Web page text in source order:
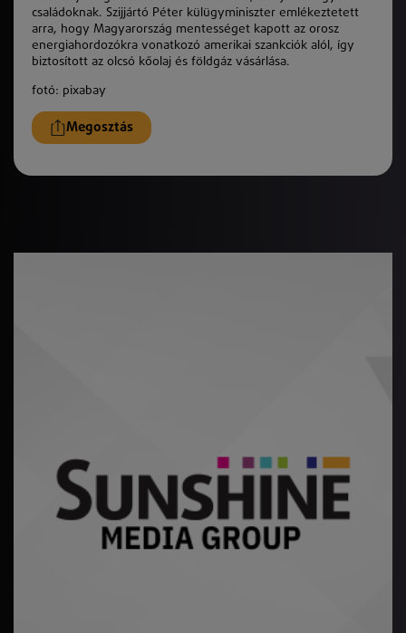
családoknak. Szijjártó Péter külügyminiszter emlékeztetett
arra, hogy Magyarország mentességet kapott az orosz
energiahordozókra vonatkozó amerikai szankciók alól, így
biztosított az olcsó kőolaj és földgáz vásárlása.
fotó: pixabay
Megosztás